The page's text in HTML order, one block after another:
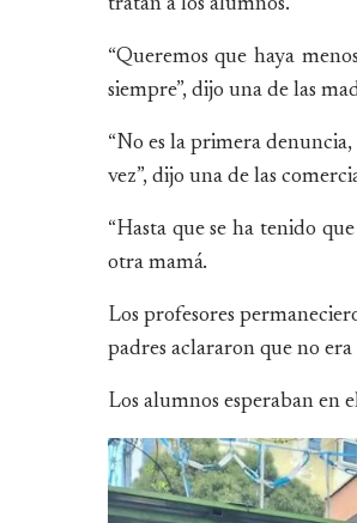
tratan a los alumnos.
“Queremos que haya
siempre”, dijo una de las
“No es la primera
vez”, dijo una de las
“Hasta que se ha tenido
otra mamá.
Los profesores
padres aclararon que no
Los alumnos esperaban en